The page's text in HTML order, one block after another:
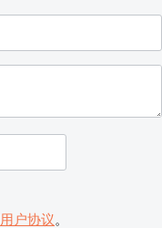
用户协议。